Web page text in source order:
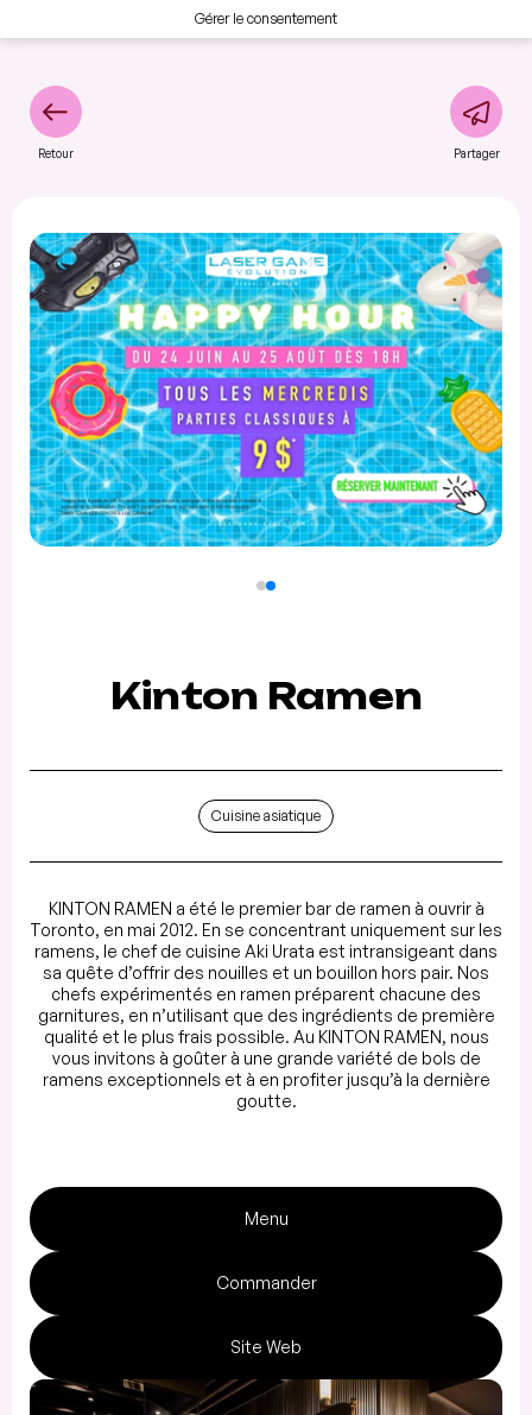
Gérer le consentement
Retour Partager
Kinton Ramen
Cuisine asiatique
KINTON RAMEN a été le premier bar de ramen à ouvrir à
Toronto, en mai 2012. En se concentrant uniquement sur les
ramens, le chef de cuisine Aki Urata est intransigeant dans
sa quête d’offrir des nouilles et un bouillon hors pair. Nos
chefs expérimentés en ramen préparent chacune des
garnitures, en n’utilisant que des ingrédients de première
qualité et le plus frais possible. Au KINTON RAMEN, nous
vous invitons à goûter à une grande variété de bols de
ramens exceptionnels et à en profiter jusqu’à la dernière
goutte.
Menu
Commander
Site Web